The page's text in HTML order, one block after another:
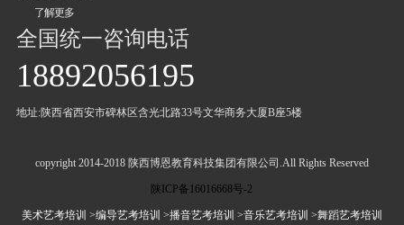
了解更多
全国统一咨询电话
18892056195
地址:陕西省西安市碑林区含光北路33号文华商务大厦B座5楼
copyright 2014-2018 陕西博恩教育科技集团有限公司.All Rights Reserved
陕ICP备16016668号-2
美术艺考培训 >编导艺考培训 >播音艺考培训 >音乐艺考培训 >舞蹈艺考培训